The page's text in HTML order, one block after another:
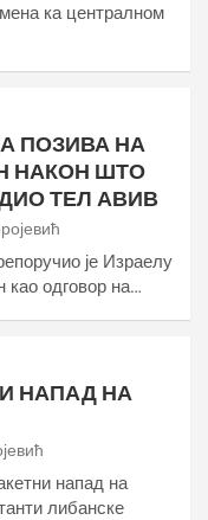
ка централном
ПОЗИВА НА
НАКОН ШТО
ТЕЛ АВИВ
је Израелу
као одговор на…
НАПАД НА
напад на
либанске